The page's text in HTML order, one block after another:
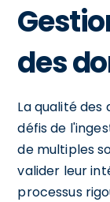
des
La qualité des
défis de
de multiples
valider leur
processus